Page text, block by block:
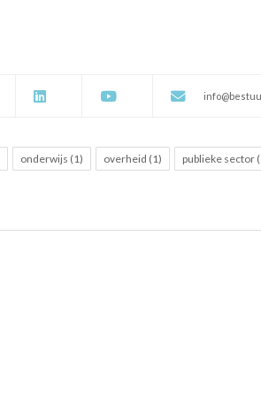
onderwijs (1) overheid (1) publieke sector